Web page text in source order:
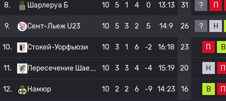
8. Шарлеруа Б 10 5 1 4 0 13:13 31 ? П
9. Сент-Льеж U23 10 5 3 2 5 14:9 26 ? Н
10. Стокей-Уорфьюзи 10 3 1 6 -2 16:18 23 П В
11. Пересечение Шае 10 3 3 4 -4 15:19 20 Н П
12. Намюр 10 2 2 6 -9 14:23 16 В П